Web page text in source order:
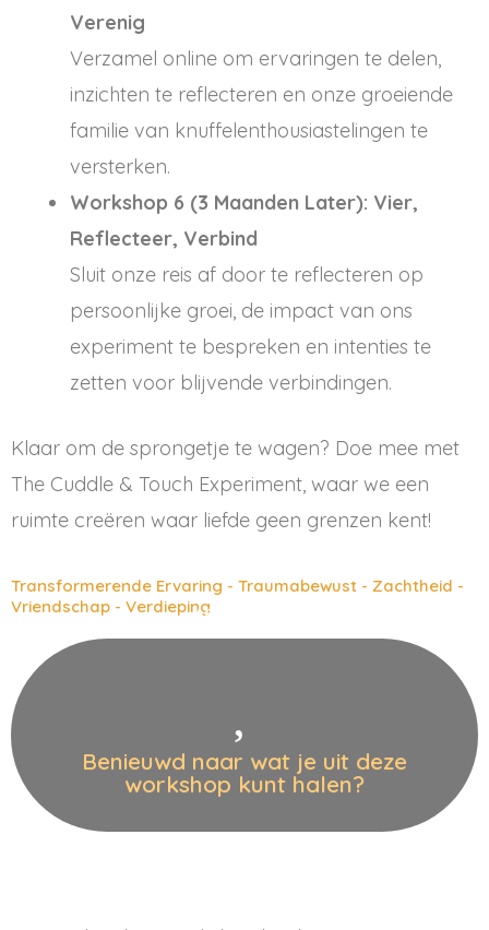
Verenig
Verzamel online om ervaringen te delen,
inzichten te reflecteren en onze groeiende
familie van knuffelenthousiastelingen te
versterken.
Workshop 6 (3 Maanden Later): Vier,
Reflecteer, Verbind
Sluit onze reis af door te reflecteren op
persoonlijke groei, de impact van ons
experiment te bespreken en intenties te
zetten voor blijvende verbindingen.
Klaar om de sprongetje te wagen? Doe mee met
The Cuddle & Touch Experiment, waar we een
ruimte creëren waar liefde geen grenzen kent!
Transformerende Ervaring - Traumabewust - Zachtheid -
Vriendschap - Verdieping
Benieuwd naar wat je uit deze
workshop kunt halen?
Vertrouwen Opbouwen -
Lichaamsbewustzijn - Verbeterde
Communicatie - Emotionele Intimiteit -
Gemeenschapsopbouw - Duurzame
Verbindingen